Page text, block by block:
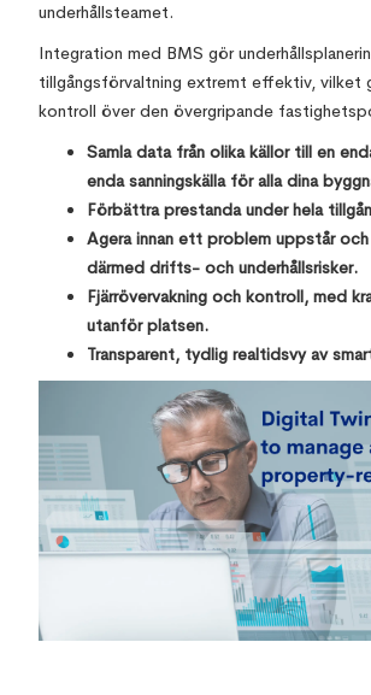
underhållsteamet.
Integration med BMS gör
tillgångsförvaltning extremt effektiv, vilket
kontroll över den övergripande
Samla data från olika källor till en
enda sanningskälla för alla dina
Förbättra prestanda under hela
Agera innan ett problem uppstår
därmed drifts- och underhållsrisker.
Fjärrövervakning och kontroll, med
utanför platsen.
Transparent, tydlig realtidsvy av